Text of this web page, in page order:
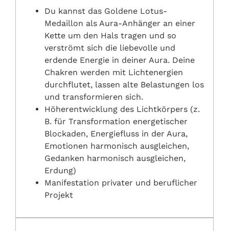
Du kannst das Goldene Lotus-
Medaillon als Aura-Anhänger an einer
Kette um den Hals tragen und so
verströmt sich die liebevolle und
erdende Energie in deiner Aura. Deine
Chakren werden mit Lichtenergien
durchflutet, lassen alte Belastungen los
und transformieren sich.
Höherentwicklung des Lichtkörpers (z.
B. für Transformation energetischer
Blockaden, Energiefluss in der Aura,
Emotionen harmonisch ausgleichen,
Gedanken harmonisch ausgleichen,
Erdung)
Manifestation privater und beruflicher
Projekt